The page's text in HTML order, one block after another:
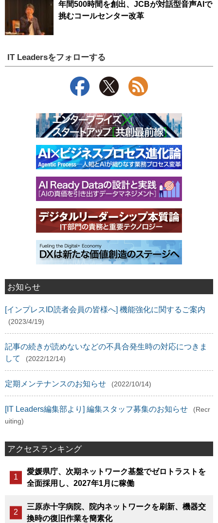
年間500時間を創出、JCBが対話型音声AIで
挑むコールセンター改革
IT Leadersをフォローする
お知らせ
[インプレスID読者会員の皆様へ] 機能強化に関するご案内
(2023/4/19)
記事の続きが読めないなどの不具合発生時の対応につきま
して
(2022/12/14)
定期メンテナンスのお知らせ (2022/10/14)
[IT Leaders編集部より] 編集スタッフ募集のお知らせ
(Recr
uiting)
アクセスランキング
愛媛県庁、次期ネットワーク基盤でゼロトラストを
全面採用し、2027年1月に稼働
三原赤十字病院、院内ネットワークを刷新、機器交
換時の復旧作業を簡素化